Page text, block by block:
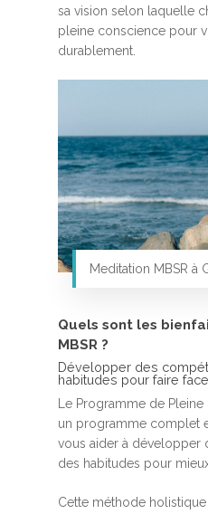
sa vision selon laquelle
pleine conscience pour
durablement.
Meditation MBSR à
Quels sont les
MBSR ?
Développer des
habitudes pour faire
Le Programme de Pleine
un programme complet
vous aider à développer
des habitudes pour
Cette méthode